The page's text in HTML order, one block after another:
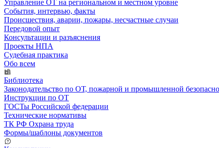
Управление ОТ на региональном и местном уровне
События, интервью, факты
Происшествия, аварии, пожары, несчастные случаи
Передовой опыт
Консультации и разъяснения
Проекты НПА
Судебная практика
Обо всем
Библиотека
Законодательство по ОТ, пожарной и промышленной
Инструкции по ОТ
ГОСТы Российской федерации
Технические нормативы
ТК РФ Охрана труда
Формы/шаблоны документов